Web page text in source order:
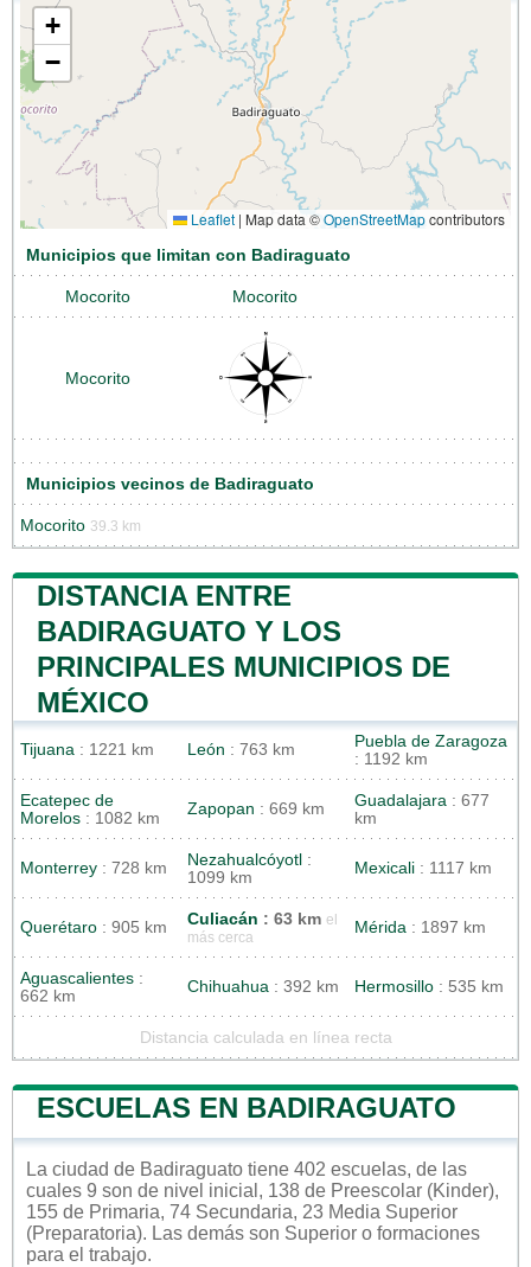
+
−
Leaflet | Map data ©OpenStreetMapcontributors
Municipios que limitan con Badiraguato
Mocorito Mocorito
Mocorito
Municipios vecinos de Badiraguato
Mocorito 39.3 km
DISTANCIA ENTRE
BADIRAGUATO Y LOS
PRINCIPALES MUNICIPIOS DE
MÉXICO
Tijuana : 1221 km León : 763 km
Puebla de Zaragoza
: 1192 km
Ecatepec de
Morelos : 1082 km
Zapopan : 669 km Guadalajara : 677
km
Monterrey : 728 km Nezahualcóyotl :
1099 km
Mexicali : 1117 km
Querétaro : 905 km Culiacán : 63 km el
más cerca
Mérida : 1897 km
Aguascalientes :
662 km
Chihuahua : 392 km Hermosillo : 535 km
Distancia calculada en línea recta
ESCUELAS EN BADIRAGUATO
La ciudad de Badiraguato tiene 402 escuelas, de las
cuales 9 son de nivel inicial, 138 de Preescolar (Kinder),
155 de Primaria, 74 Secundaria, 23 Media Superior
(Preparatoria). Las demás son Superior o formaciones
para el trabajo.